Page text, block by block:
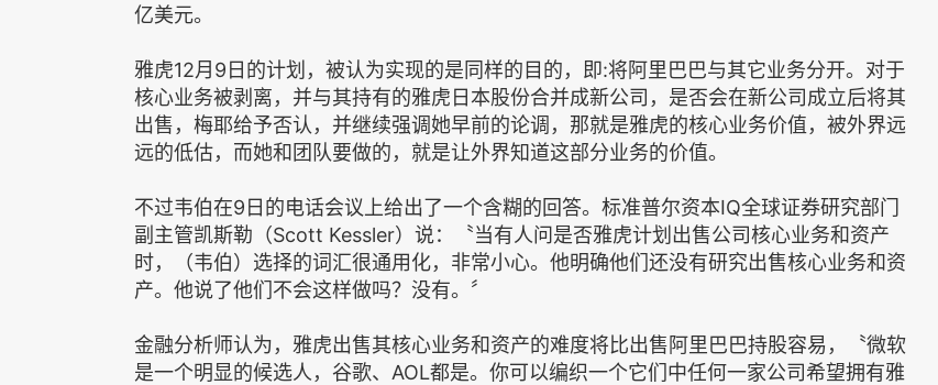
亿美元。
雅虎12月9日的计划，被认为实现的是同样的目的，即:将阿里巴巴与其它业务分开。对于
核心业务被剥离，并与其持有的雅虎日本股份合并成新公司，是否会在新公司成立后将其
出售，梅耶给予否认，并继续强调她早前的论调，那就是雅虎的核心业务价值，被外界远
远的低估，而她和团队要做的，就是让外界知道这部分业务的价值。
不过韦伯在9日的电话会议上给出了一个含糊的回答。标准普尔资本IQ全球证券研究部门
副主管凯斯勒（Scott Kessler）说：〝当有人问是否雅虎计划出售公司核心业务和资产
时，（韦伯）选择的词汇很通用化，非常小心。他明确他们还没有研究出售核心业务和资
产。他说了他们不会这样做吗？没有。〞
金融分析师认为，雅虎出售其核心业务和资产的难度将比出售阿里巴巴持股容易，〝微软
是一个明显的候选人，谷歌、AOL都是。你可以编织一个它们中任何一家公司希望拥有雅